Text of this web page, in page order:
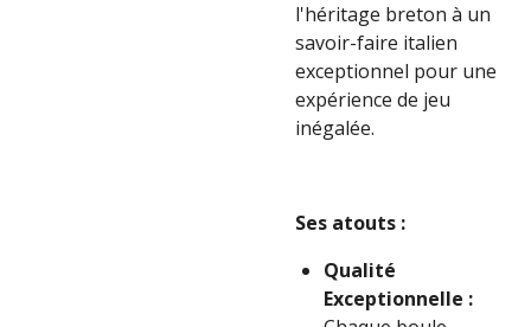
l'héritage breton à un
savoir-faire italien
exceptionnel pour une
expérience de jeu
inégalée.
Ses atouts :
Qualité
Exceptionnelle :